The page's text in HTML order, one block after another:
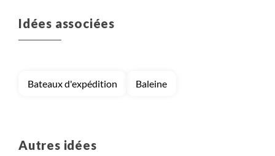
Idées associées
Bateaux d'expédition Baleine
Autres idées